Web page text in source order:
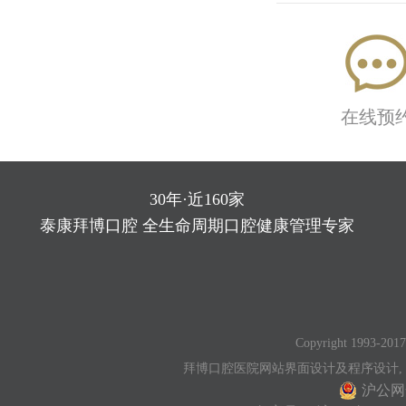
在线预
30年·近160家
泰康拜博口腔 全生命周期口腔健康管理专家
Copyright 1993-
拜博口腔医院网站界面设计及程序设
沪公网